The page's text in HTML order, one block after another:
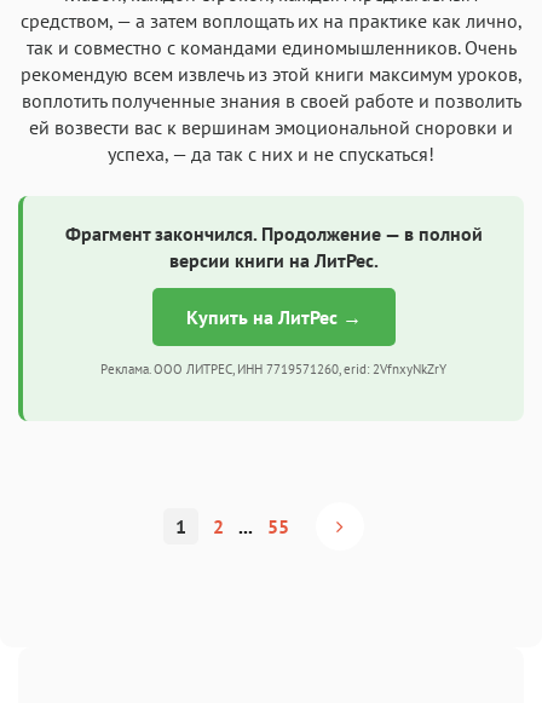
средством, — а затем воплощать их на практике как лично,
так и совместно с командами единомышленников. Очень
рекомендую всем извлечь из этой книги максимум уроков,
воплотить полученные знания в своей работе и позволить
ей возвести вас к вершинам эмоциональной сноровки и
успеха, — да так с них и не спускаться!
Фрагмент закончился. Продолжение — в полной
версии книги на ЛитРес.
Купить на ЛитРес →
Реклама. ООО ЛИТРЕС, ИНН 7719571260, erid: 2VfnxyNkZrY
1 2 ... 55